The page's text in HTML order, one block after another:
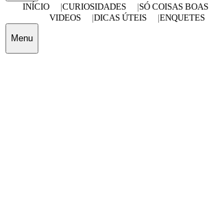
INÍCIO
CURIOSIDADES SÓ COISAS BOAS
VIDEOS
DICAS ÚTEIS ENQUETES
Menu